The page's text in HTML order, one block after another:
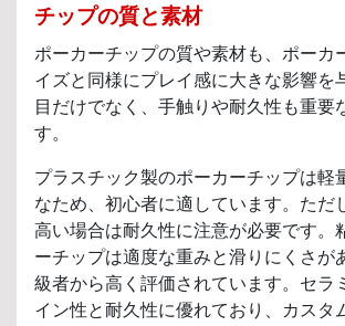
チップの質と素材
ポーカーチップの質や素材も、ポーカ
イズと同様にプレイ感に大きな影響を
目だけでなく、手触りや耐久性も重要
す。
プラスチック製のポーカーチップは軽
なため、初心者に適しています。ただ
高い場合は耐久性に注意が必要です。
ーチップは適度な重みと滑りにくさが
級者から高く評価されています。セラ
イン性と耐久性に優れており、カスタ